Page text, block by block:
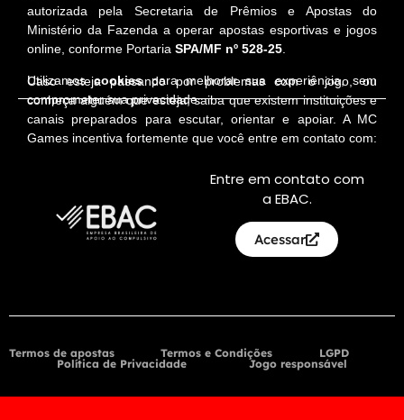
autorizada pela Secretaria de Prêmios e Apostas do
Ministério da Fazenda a operar apostas esportivas e jogos
online, conforme Portaria SPA/MF nº 528-25
Utilizamoscookiespara melhorar sua experiência, sem
comprometer sua privacidade.
Caso esteja passando por problemas com o jogo, ou
conheça alguém que esteja, saiba que existem instituições e
canais preparados para escutar, orientar e apoiar. A MC
Games incentiva fortemente que você entre em contato com:
Entre em contato com
a EBAC.
Acessar
Termos de apostas Termos e Condições
LGPD
Política de Privacidade
Jogo responsável